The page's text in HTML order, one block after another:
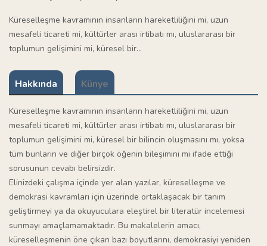
Küreselleşme kavramının insanların hareketliliğini mi, uzun
mesafeli ticareti mi, kültürler arası irtibatı mı, uluslararası bir
toplumun gelişimini mi, küresel bir...
Hakkında Künye
Küreselleşme kavramının insanların hareketliliğini mi, uzun
mesafeli ticareti mi, kültürler arası irtibatı mı, uluslararası bir
toplumun gelişimini mi, küresel bir bilincin oluşmasını mı, yoksa
tüm bunların ve diğer birçok öğenin bileşimini mi ifade ettiği
sorusunun cevabı belirsizdir.
Elinizdeki çalışma içinde yer alan yazılar, küreselleşme ve
demokrasi kavramları için üzerinde ortaklaşacak bir tanım
geliştirmeyi ya da okuyuculara eleştirel bir literatür incelemesi
sunmayı amaçlamamaktadır. Bu makalelerin amacı,
küreselleşmenin öne çıkan bazı boyutlarını, demokrasiyi yeniden